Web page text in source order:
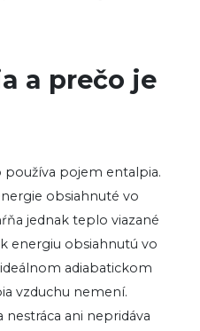
a prečo je
používa pojem entalpia.
obsiahnuté vo
jednak teplo viazané
energiu obsiahnutú vo
adiabatickom
vzduchu nemení.
nestráca ani nepridáva